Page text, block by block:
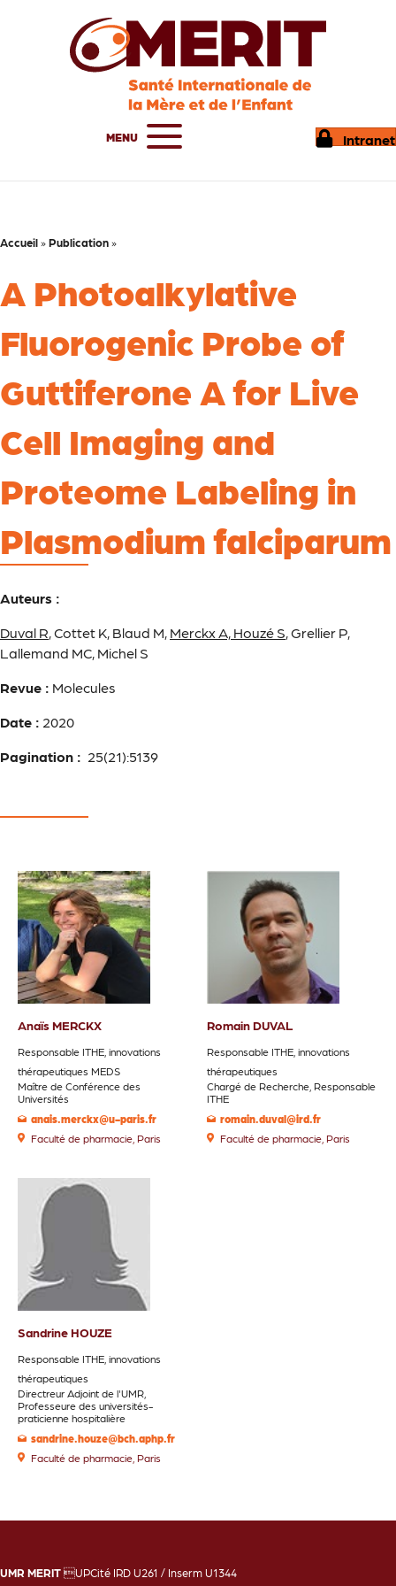
MENU Intranet
Accueil » Publication »
A Photoalkylative
Fluorogenic Probe of
Guttiferone A for Live
Cell Imaging and
Proteome Labeling in
Plasmodium falciparum
Auteurs :
Duval R, Cottet K, Blaud M, Merckx A, Houzé S, Grellier P,
Lallemand MC, Michel S
Revue : Molecules
Date : 2020
Pagination : 25(21):5139
Anaïs MERCKX
Responsable ITHE, innovations
thérapeutiques MEDS
Maître de Conférence des
Universités
anais.merckx@u-paris.fr
Faculté de pharmacie, Paris
Romain DUVAL
Responsable ITHE, innovations
thérapeutiques
Chargé de Recherche, Responsable
ITHE
romain.duval@ird.fr
Faculté de pharmacie, Paris
Sandrine HOUZE
Responsable ITHE, innovations
thérapeutiques
Directreur Adjoint de l'UMR,
Professeure des universités-
praticienne hospitalière
sandrine.houze@bch.aphp.fr
Faculté de pharmacie, Paris
UMR MERIT UPCité IRD U261 / Inserm U1344